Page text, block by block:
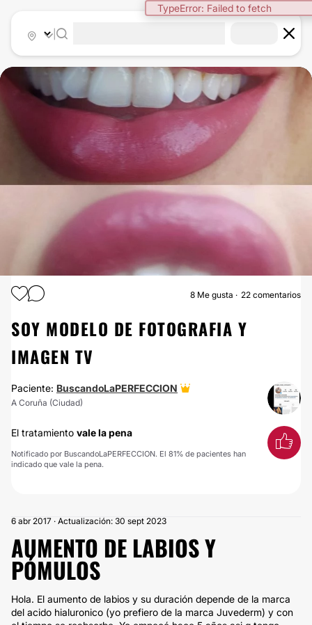
ÁCIDO HIALURÓNICO
8 Me gusta 22 comentarios
SOY MODELO DE FOTOGRAFIA Y
IMAGEN TV
Paciente: BuscandoLaPERFECCION
A Coruña (Ciudad)
El tratamiento vale la pena
Notificado por BuscandoLaPERFECCION. El 81% de pacientes han
indicado que vale la pena.
6 abr 2017 · Actualización: 30 sept 2023
AUMENTO DE LABIOS Y
PÓMULOS
Hola. El aumento de labios y su duración depende de la marca
del acido hialuronico (yo prefiero de la marca Juvederm) y con